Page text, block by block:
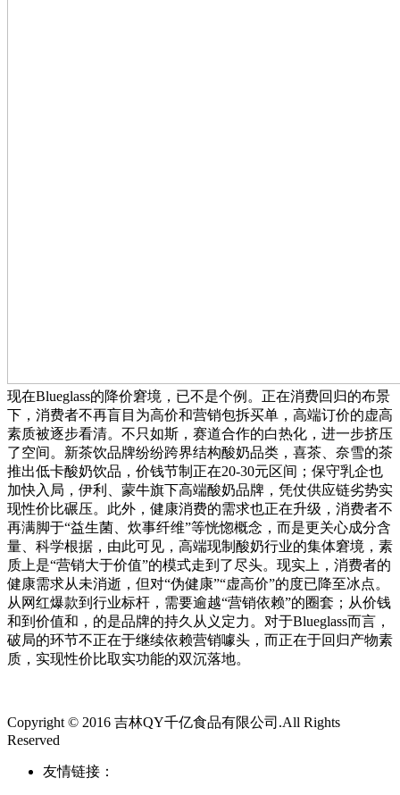
现在Blueglass的降价窘境，已不是个例。正在消费回归的布景
下，消费者不再盲目为高价和营销包拆买单，高端订价的虚高
素质被逐步看清。不只如斯，赛道合作的白热化，进一步挤压
了空间。新茶饮品牌纷纷跨界结构酸奶品类，喜茶、奈雪的茶
推出低卡酸奶饮品，价钱节制正在20-30元区间；保守乳企也
加快入局，伊利、蒙牛旗下高端酸奶品牌，凭仗供应链劣势实
现性价比碾压。此外，健康消费的需求也正在升级，消费者不
再满脚于“益生菌、炊事纤维”等恍惚概念，而是更关心成分含
量、科学根据，由此可见，高端现制酸奶行业的集体窘境，素
质上是“营销大于价值”的模式走到了尽头。现实上，消费者的
健康需求从未消逝，但对“伪健康”“虚高价”的度已降至冰点。
从网红爆款到行业标杆，需要逾越“营销依赖”的圈套；从价钱
和到价值和，的是品牌的持久从义定力。对于Blueglass而言，
破局的环节不正在于继续依赖营销噱头，而正在于回归产物素
质，实现性价比取实功能的双沉落地。
Copyright © 2016 吉林QY千亿食品有限公司.All Rights
Reserved
友情链接：